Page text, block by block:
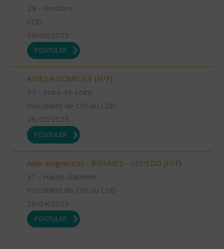
29 - Finistère
CDD
10/06/2025
POSTULER
AIDES A DOMICILE (H/F)
37 - Indre-et-Loire
Possibilité de CDI ou CDD
28/05/2025
POSTULER
Aide-soignant(e) - RIEUMES - CDI/CDD (H/F)
31 - Haute-Garonne
Possibilité de CDI ou CDD
28/04/2025
POSTULER